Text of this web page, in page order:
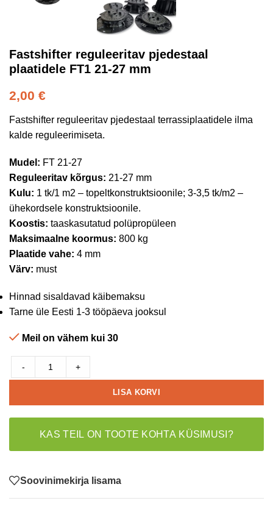
Fastshifter reguleeritav pjedestaal
plaatidele FT1 21-27 mm
2,00 €
Fastshifter reguleeritav pjedestaal terrassiplaatidele ilma
kalde reguleerimiseta.
Mudel: FT 21-27
Reguleeritav kõrgus: 21-27 mm
Kulu: 1 tk/1 m2 – topeltkonstruktsioonile; 3-3,5 tk/m2 –
ühekordsele konstruktsioonile.
Koostis: taaskasutatud polüpropüleen
Maksimaalne koormus: 800 kg
Plaatide vahe: 4 mm
Värv: must
Hinnad sisaldavad käibemaksu
Tarne üle Eesti 1-3 tööpäeva jooksul
Meil on vähem kui 30
- +
LISA KORVI
KAS TEIL ON TOOTE KOHTA KÜSIMUSI?
Soovinimekirja lisama